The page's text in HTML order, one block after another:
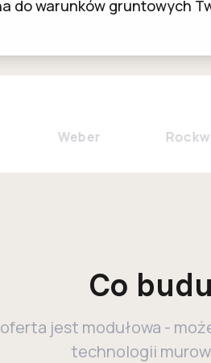
do warunków gruntowych
Weber Rockwool
Co
jest modułowa -
technologii